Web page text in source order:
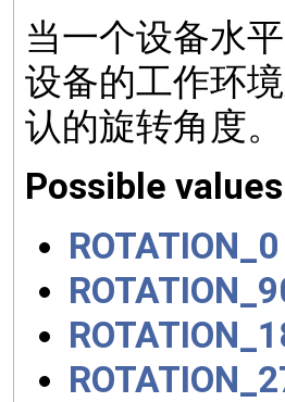
当一个设备水
设备的工作环
认的旋转角度。
Possible
ROTATION_0